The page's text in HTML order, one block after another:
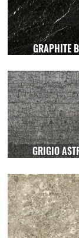
GRAPHITE
GRIGIO